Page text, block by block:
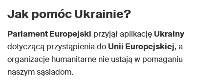
Jak pomóc Ukrainie?
Parlament Europejski przyjął aplikacjęUkrainy
dotyczącą przystąpienia doUnii Europejskiej, a
organizacje humanitarne nie ustają w pomaganiu
naszym sąsiadom.